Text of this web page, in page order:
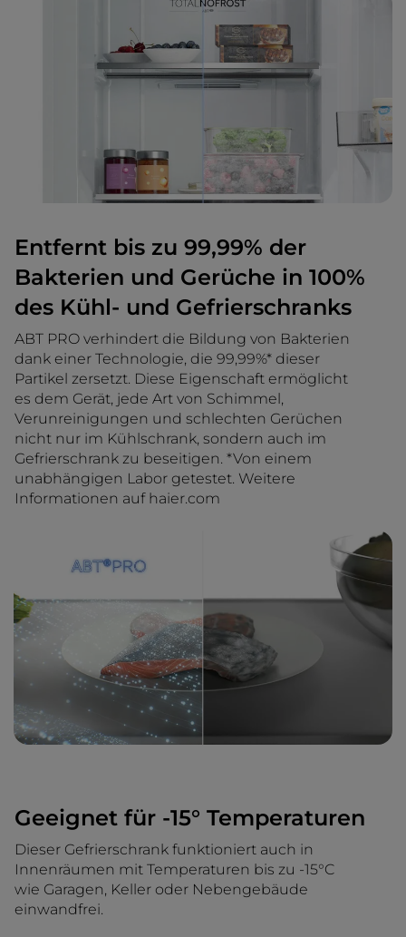
Entfernt bis zu 99,99% der
Bakterien und Gerüche in 100%
des Kühl- und Gefrierschranks
ABT PRO verhindert die Bildung von Bakterien
dank einer Technologie, die 99,99%* dieser
Partikel zersetzt. Diese Eigenschaft ermöglicht
es dem Gerät, jede Art von Schimmel,
Verunreinigungen und schlechten Gerüchen
nicht nur im Kühlschrank, sondern auch im
Gefrierschrank zu beseitigen. *Von einem
unabhängigen Labor getestet. Weitere
Informationen auf haier.com
Geeignet für -15° Temperaturen
Dieser Gefrierschrank funktioniert auch in
Innenräumen mit Temperaturen bis zu -15°C
wie Garagen, Keller oder Nebengebäude
einwandfrei.